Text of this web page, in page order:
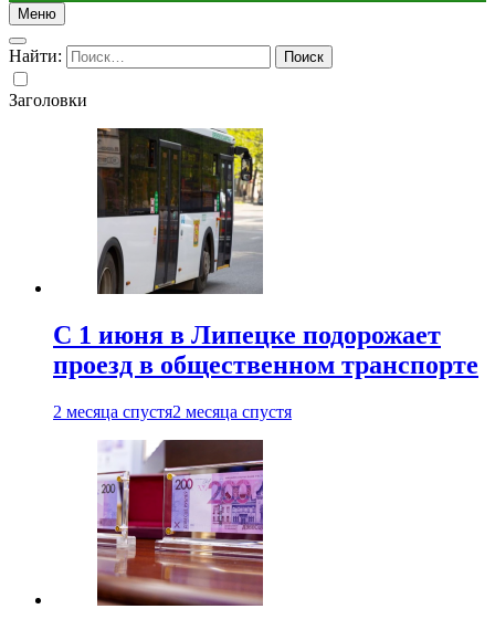
Меню
Найти:
Заголовки
С 1 июня в Липецке подорожает
проезд в общественном транспорте
2 месяца спустя2 месяца спустя